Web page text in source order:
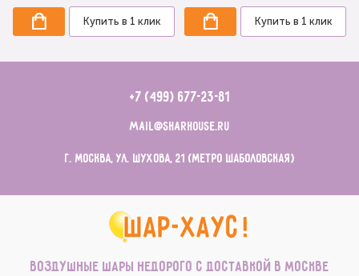
Купить в 1 клик Купить в 1 клик
+7 (499) 677-23-81
mail@sharhouse.ru
г. Москва, ул. Шухова, 21 (метро Шаболовская)
Воздушные шары недорого с доставкой в Москве